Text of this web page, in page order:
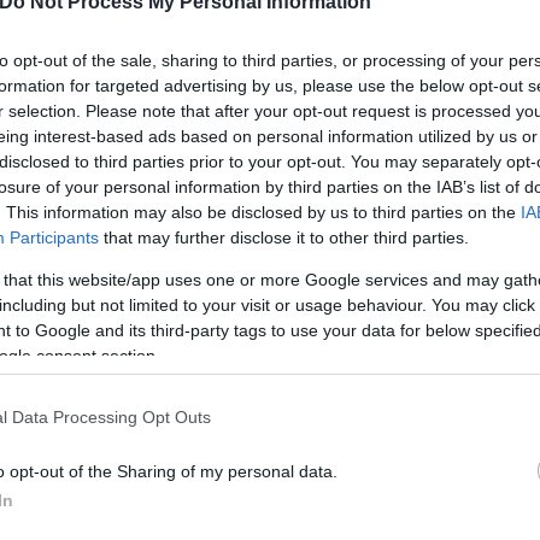
opt-out of the sale, sharing to third parties, or processing of your
for targeted advertising by us, please use the below opt-out
selection. Please note that after your opt-out request is processed
interest-based ads based on personal information utilized by us
to third parties prior to your opt-out. You may separately
of your personal information by third parties on the IAB’s list of
This information may also be disclosed by us to third parties on the
Participants that may further disclose it to other third parties.
that this website/app uses one or more Google services and may
but not limited to your visit or usage behaviour. You may
to Google and its third-party tags to use your data for below
consent section.
Data Processing Opt Outs
opt-out of the Sharing of my personal data.
πλημμυροπαθείς, αντιμετωπίζονται σαν απλοί
των δομών – φυλακών. Οι μεν
επιβαρυμένες, μακρυά από τον τόπο όπου
την “προσωρινή λύση” (που συνήθως
χωρίς ταυτόχρονο σχεδιασμό για την
των ζημιών. Ντροπή!» προσθέτει η
των αγνοούμενων μεταναστών και
χαρτιά” στα χωράφια και στην κτηνοτροφία,
την στέγαση των πληγέντων σε ξενοδοχεία,
χρημάτων από το κράτος. Να εξασφαλισθεί η